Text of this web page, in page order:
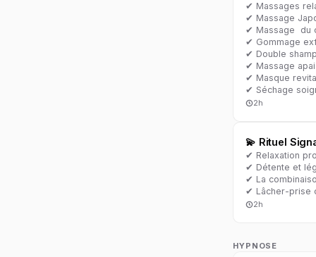
✔ Massages
✔ Massage
✔ Massage du
✔ Gommage
✔ Double
✔ Massage
✔ Masque
✔ Séchage
2h
💫 Rituel
✔ Relaxation
✔ Détente et
✔ La
✔ Lâcher-prise
2h
HYPNOSE